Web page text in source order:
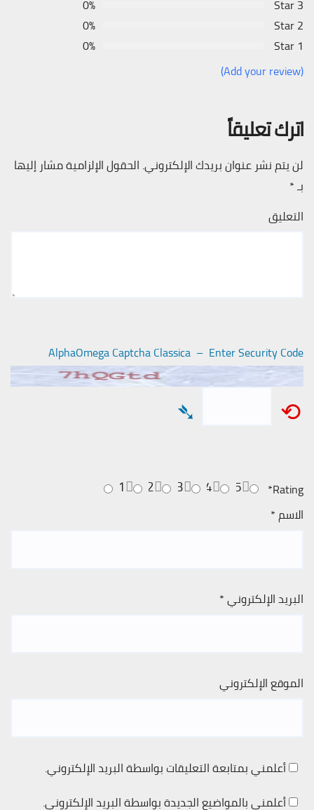
3 Star
0%
2 Star
0%
1 Star
0%
(Add your review)
اترك تعليقاً
لن يتم نشر عنوان بريدك الإلكتروني. الحقول الإلزامية مشار إليها
بـ*
التعليق
AlphaOmega Captcha Classica – Enter Security Code
⟲
➴
Rating
*
5
4
3
2
1
الاسم*
البريد الإلكتروني*
الموقع الإلكتروني
أعلمني بمتابعة التعليقات بواسطة البريد الإلكتروني.
أعلمني بالمواضيع الجديدة بواسطة البريد الإلكتروني.